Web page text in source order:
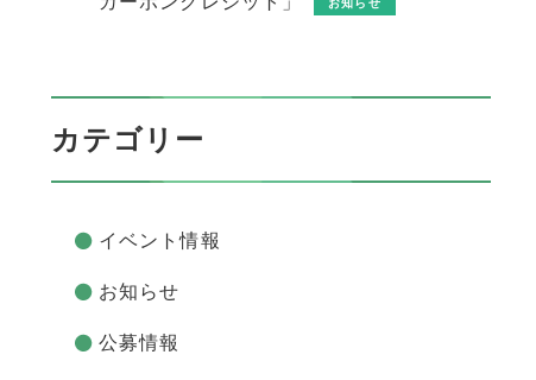
お知らせ
カテゴリー
イベント情報
お知らせ
公募情報